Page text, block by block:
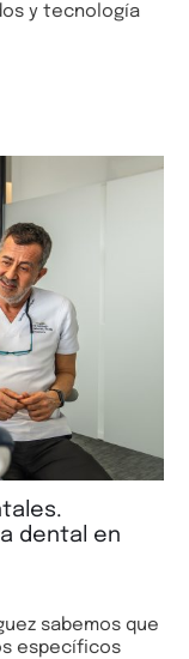
y tecnología
dental en
sabemos que
específicos